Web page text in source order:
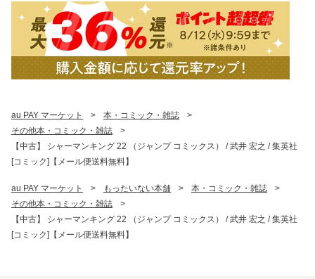
au PAY マーケット > 本・コミック・雑誌
>
その他本・コミック・雑誌
>
【中古】 シャーマンキング 22 （ジャンプ コミックス） / 武井 宏之 / 集英社
[コミック]【メール便送料無料】
au PAY マーケット > もったいない本舗 > 本・コミック・雑誌
>
その他本・コミック・雑誌
>
【中古】 シャーマンキング 22 （ジャンプ コミックス） / 武井 宏之 / 集英社
[コミック]【メール便送料無料】